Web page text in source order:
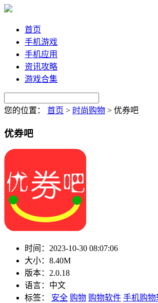
首页
手机游戏
手机应用
资讯攻略
游戏合集
您的位置： 首页 > 时尚购物 > 优券吧
优券吧
时间： 2023-10-30 08:07:06
大小： 8.40M
版本： 2.0.18
语言： 中文
标签：
安全 购物 购物软件 手机购物